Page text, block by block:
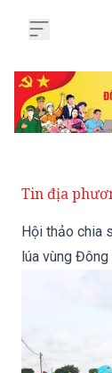
Tin địa
Hội thảo chia
lúa vùng